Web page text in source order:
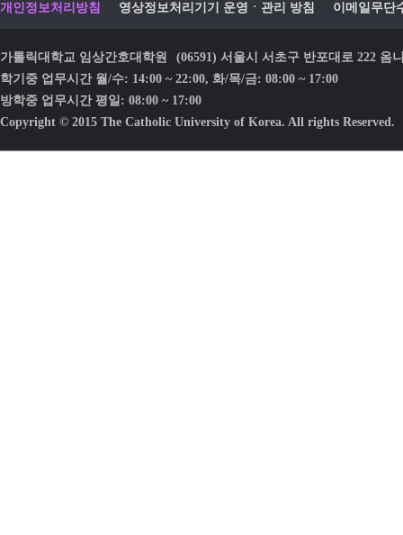
개인정보처리방침 영상정보처리기기 운영ㆍ관리 방침 이메일무단
가톨릭대학교 임상간호대학원
(06591) 서울시 서초구 반포대로 222
학기중 업무시간 월/수: 14:00 ~ 22:00, 화/목/금: 08:00 ~ 17:00
방학중 업무시간 평일: 08:00 ~ 17:00
Copyright © 2015 The Catholic University of Korea. All rights Reserved.